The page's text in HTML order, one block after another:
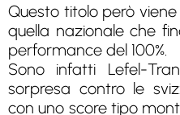
Questo titolo però
quella nazionale che
performance del 100%.
Sono infatti Lefel-
sorpresa contro le
con uno score tipo